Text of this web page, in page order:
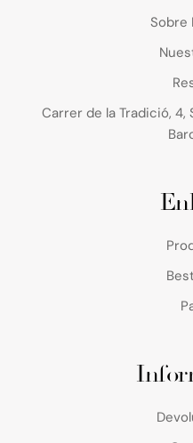
Sobre
Carrer de la Tradició, 4,